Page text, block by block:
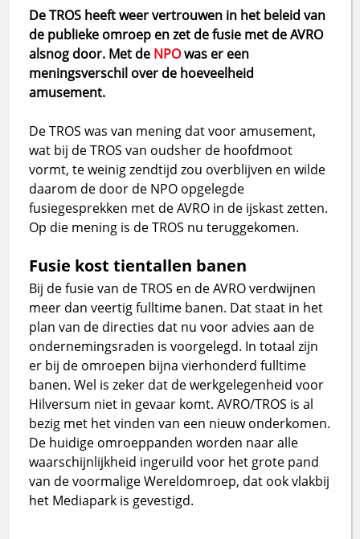
De TROS heeft weer vertrouwen in het beleid van
de publieke omroep en zet de fusie met de AVRO
alsnog door. Met de NPOwas er een
meningsverschil over de hoeveelheid
amusement.
De TROS was van mening dat voor amusement,
wat bij de TROS van oudsher de hoofdmoot
vormt, te weinig zendtijd zou overblijven en wilde
daarom de door de NPO opgelegde
fusiegesprekken met de AVRO in de ijskast zetten.
Op die mening is de TROS nu teruggekomen.
Fusie kost tientallen banen
Bij de fusie van de TROS en de AVRO verdwijnen
meer dan veertig fulltime banen. Dat staat in het
plan van de directies dat nu voor advies aan de
ondernemingsraden is voorgelegd. In totaal zijn
er bij de omroepen bijna vierhonderd fulltime
banen. Wel is zeker dat de werkgelegenheid voor
Hilversum niet in gevaar komt. AVRO/TROS is al
bezig met het vinden van een nieuw onderkomen.
De huidige omroeppanden worden naar alle
waarschijnlijkheid ingeruild voor het grote pand
van de voormalige Wereldomroep, dat ook vlakbij
het Mediapark is gevestigd.